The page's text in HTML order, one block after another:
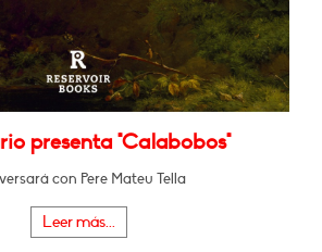
presenta "Calabobos"
con Pere Mateu Tella
Leer más...